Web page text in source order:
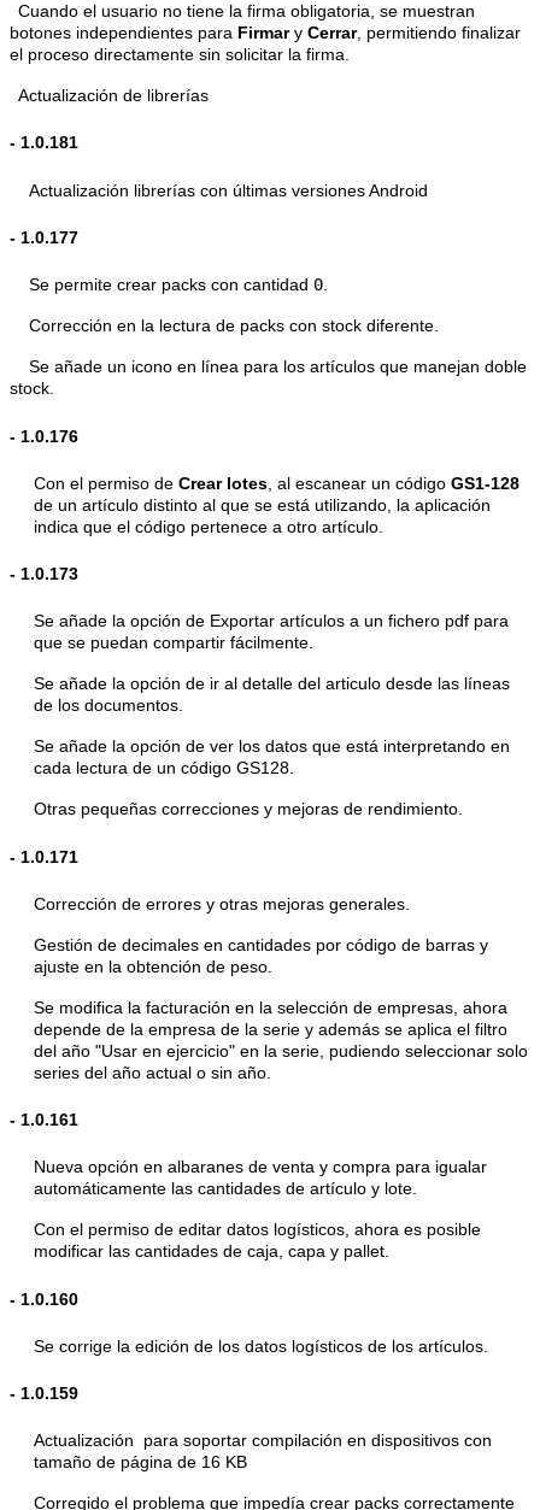
Cuando el usuario no tiene la firma obligatoria, se muestran
botones independientes para Firmary Cerrar, permitiendo finalizar
el proceso directamente sin solicitar la firma.
Actualización de librerías
- 1.0.181
Actualización librerías con últimas versiones Android
- 1.0.177
Se permite crear packs con cantidad 0.
Corrección en la lectura de packs con stock diferente.
Se añade un icono en línea para los artículos que manejan doble
stock.
- 1.0.176
Con el permiso de Crear lotes , al escanear un código GS1-128
de un artículo distinto al que se está utilizando, la aplicación
indica que el código pertenece a otro artículo.
- 1.0.173
Se añade la opción de Exportar artículos a un fichero pdf para
que se puedan compartir fácilmente.
Se añade la opción de ir al detalle del articulo desde las líneas
de los documentos.
Se añade la opción de ver los datos que está interpretando en
cada lectura de un código GS128.
Otras pequeñas correcciones y mejoras de rendimiento.
- 1.0.171
Corrección de errores y otras mejoras generales.
Gestión de decimales en cantidades por código de barras y
ajuste en la obtención de peso.
Se modifica la facturación en la selección de empresas, ahora
depende de la empresa de la serie y además se aplica el filtro
del año "Usar en ejercicio" en la serie, pudiendo seleccionar solo
series del año actual o sin año.
- 1.0.161
Nueva opción en albaranes de venta y compra para igualar
automáticamente las cantidades de artículo y lote.
Con el permiso de editar datos logísticos, ahora es posible
modificar las cantidades de caja, capa y pallet.
- 1.0.160
Se corrige la edición de los datos logísticos de los artículos.
- 1.0.159
Actualización para soportar compilación en dispositivos con
tamaño de página de 16 KB
Corregido el problema que impedía crear packs correctamente